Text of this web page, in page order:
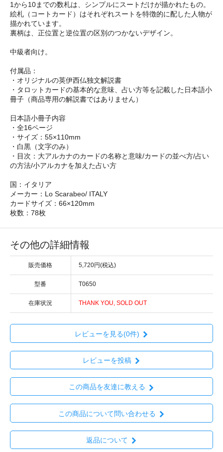
1から10までの数札は、シンプルにスートだけが描かれたもの。
絵札（コートカード）はそれぞれスートを特徴的に配した人物が
描かれています。
裏柄は、正位置と逆位置の区別のつかないデザイン。
中級者向け。
付属品：
・オリジナルの英伊西仏独文解説書
・タロットカードの基本的な意味、占い方等を記載した日本語小
冊子（商品専用の解説書ではありません）
日本語小冊子内容
・全16ページ
・サイズ：55×110mm
・白黒（文字のみ）
・目次：大アルカナのカードの名称と意味/カードの並べ方/占い
の方法/小アルカナを加えた占い方
国：イタリア
メーカー：Lo Scarabeo/ ITALY
カードサイズ：66×120mm
枚数：78枚
その他の詳細情報
販売価格 5,720円(税込)
型番 T0650
在庫状況 THANK YOU, SOLD OUT
レビューを見る(0件)
レビューを投稿
この商品を友達に教える
この商品について問い合わせる
返品について